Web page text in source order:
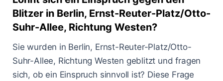
Blitzer in Berlin, Ernst-Reuter-Platz/Otto-
Suhr-Allee, Richtung Westen?
Sie wurden in Berlin, Ernst-Reuter-Platz/Otto-
Suhr-Allee, Richtung Westen geblitzt und fragen
sich, ob ein Einspruch sinnvoll ist? Diese Frage